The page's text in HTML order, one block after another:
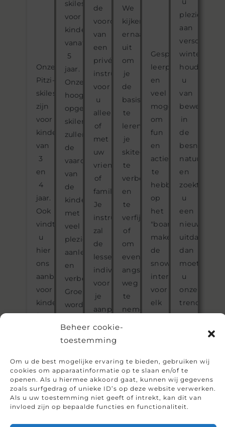
Beheer cookie-
toestemming
Om u de best mogelijke ervaring te bieden, gebruiken wij
cookies om apparaatinformatie op te slaan en/of te
openen. Als u hiermee akkoord gaat, kunnen wij gegevens
zoals surfgedrag of unieke ID’s op deze website verwerken.
Als u uw toestemming niet geeft of intrekt, kan dit van
invloed zijn op bepaalde functies en functionaliteit.
Onze
Pitzi-
skilessen
zijn
voor
kinderen
van
3
en
4
jaar.
Ook
vindt
u
hier
ons
aanbod
voor
kinderopvang
(vanaf
skilessen
voor
kinderen
vanaf
5
jaar.
Onze
hoog
opgeleide
skileraars
zullen
de
vaardigheden
van
de
kinderen
met
veel
plezier
aanleren
en
verbeteren.
Groepslessen
worden
voor
alle
niveaus,
van
beginners
tot
topskiërs.
de
voordelen
van
een
privé-
instructeur
voor
u
alleen
of
met
uw
vrienden
of
familie.
Je
instructeur
zal
de
lessen
individueel
voor
je
aanpassen,
zodat
snelle
leercurve
hebt.
We
kijken
ernaar
uit
om
je
de
basis
te
leren,
je
skitechniek
te
verbeteren
en
te
verfijnen,
of
om
eventuele
angsten
weg
te
nemen.
jouw
doelen!
Gespecialiseerde
leerprogramma's
en
veel
mogelijkheden
om
fun
en
actie
te
hebben
op
het
"board",
maken
de
snowboardles
interessant
voor
elk
vaardigheidsniveau.
plezier
aan
houdt
u
van
bewegen
in
de
natuur
en
zoekt
u
een
nieuwe
uitdaging,
dan
moet
u
onze
eens
proberen,
skitochten
of
snowbiken.